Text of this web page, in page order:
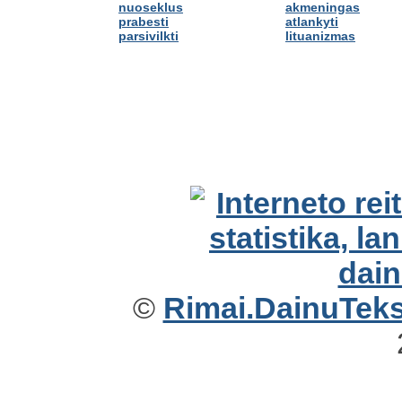
nuoseklus
prabesti
parsivilkti
akmeningas
atlankyti
lituanizmas
©